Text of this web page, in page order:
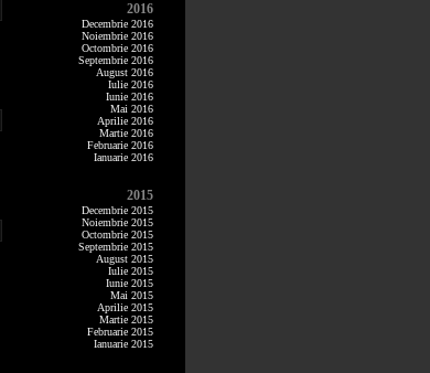
2016
Decembrie 2016
Noiembrie 2016
Octombrie 2016
Septembrie 2016
August 2016
Iulie 2016
Iunie 2016
Mai 2016
Aprilie 2016
Martie 2016
Februarie 2016
Ianuarie 2016
2015
Decembrie 2015
Noiembrie 2015
Octombrie 2015
Septembrie 2015
August 2015
Iulie 2015
Iunie 2015
Mai 2015
Aprilie 2015
Martie 2015
Februarie 2015
Ianuarie 2015